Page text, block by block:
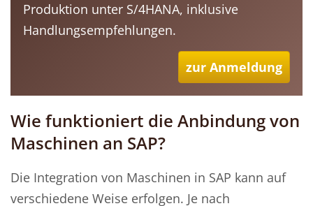
Produktion unter S/4HANA, inklusive
Handlungsempfehlungen.
zur Anmeldung
Wie funktioniert die Anbindung von
Maschinen an SAP?
Die Integration von Maschinen in SAP kann auf
verschiedene Weise erfolgen. Je nach